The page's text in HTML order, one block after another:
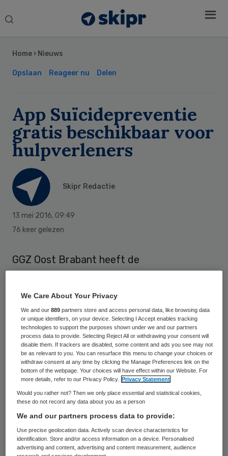
Search
Home › Nieuws
Opslaan Reageer nu Delen
App Suïcidepreventie
gratis beschikbaar voor
hulpverleners
Skipr Redactie
13 mei 2016, 09:49
76 keer gelezen
GGZ Oost Brabant heeft de
Suïcidepreventie App ontwikkeld: een
hulpmiddel voor hulpverleners bij het
bespreekbaar maken van suïcidaliteit. De
mobiele applicatie is nu gratis te
downloaden in de Playstore voor Android-
apparaten en de Appstore voor apparaten
van Apple.
De Suïcidepreventie App richt zich op
professionals die in contact komen met
patiënten met suïcidaal gedrag, en is
bedoeld om hen te ondersteunen bij het
geven van passende zorg. In de app is
Sidebar
We Care About Your Privacy
We and our889 partners store and access personal data, like browsing data
or unique identifiers, on your device. Selecting I Accept enables tracking
technologies to support the purposes shown under we and our partners
process data to provide. Selecting Reject All or withdrawing your consent will
disable them. If trackers are disabled, some content and ads you see may not
be as relevant to you. You can resurface this menu to change your choices or
withdraw consent at any time by clicking the Manage Preferences link on the
bottom of the webpage. Your choices will have effect within our Website. For
more details, refer to our Privacy Policy.
Privacy Statement
Would you rather not? Then we only place essential and statistical cookies,
these do not record any data about you as a person
We and our partners process data to provide:
Use precise geolocation data. Actively scan device characteristics for
identification. Store and/or access information on a device. Personalised
advertising and content, advertising and content measurement, audience